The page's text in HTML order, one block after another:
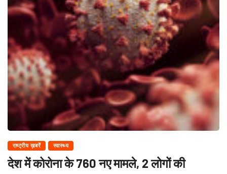
राष्ट्रीय ख़बरें स्वास्थ्य
देश में कोरोना के 760 नए मामले, 2 लोगों की